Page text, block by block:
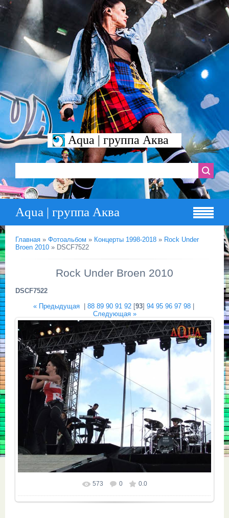
Aqua | группа Аква
Aqua | группа Аква
Главная » Фотоальбом » Концерты 1998-2018 » Rock Under
Broen 2010 » DSCF7522
Rock Under Broen 2010
DSCF7522
« Предыдущая| 88 89 90 91 92[93] 94 95 96 97 98|
Следующая »
Размер фотографии: 800x630
573 0 0.0